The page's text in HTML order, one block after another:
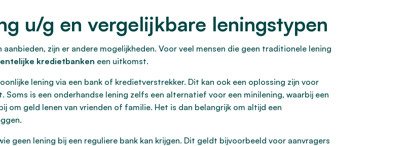
u/g en vergelijkbare leningstypen
zijn er andere mogelijkheden. Voor veel mensen die geen traditionele lening
kredietbanken een uitkomst.
lening via een bank of kredietverstrekker. Dit kan ook een oplossing zijn voor
is een onderhandse lening zelfs een alternatief voor een minilening, waarbij een
om geld lenen van vrienden of familie. Het is dan belangrijk om altijd een
geen lening bij een reguliere bank kan krijgen. Dit geldt bijvoorbeeld voor aanvragers